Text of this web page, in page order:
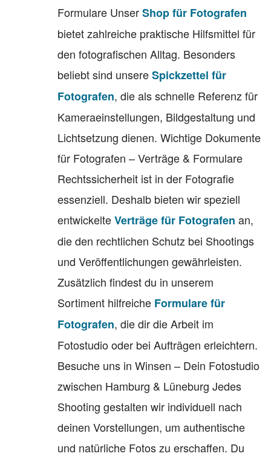
Formulare UnserShop für Fotografen
bietet zahlreiche praktische Hilfsmittel für
den fotografischen Alltag. Besonders
beliebt sind unsereSpickzettel für
Fotografen, die als schnelle Referenz für
Kameraeinstellungen, Bildgestaltung und
Lichtsetzung dienen. Wichtige Dokumente
für Fotografen – Verträge & Formulare
Rechtssicherheit ist in der Fotografie
essenziell. Deshalb bieten wir speziell
entwickelteVerträge für Fotografen an,
die den rechtlichen Schutz bei Shootings
und Veröffentlichungen gewährleisten.
Zusätzlich findest du in unserem
Sortiment hilfreiche Formulare für
Fotografen, die dir die Arbeit im
Fotostudio oder bei Aufträgen erleichtern.
Besuche uns in Winsen – Dein Fotostudio
zwischen Hamburg & Lüneburg Jedes
Shooting gestalten wir individuell nach
deinen Vorstellungen, um authentische
und natürliche Fotos zu erschaffen. Du